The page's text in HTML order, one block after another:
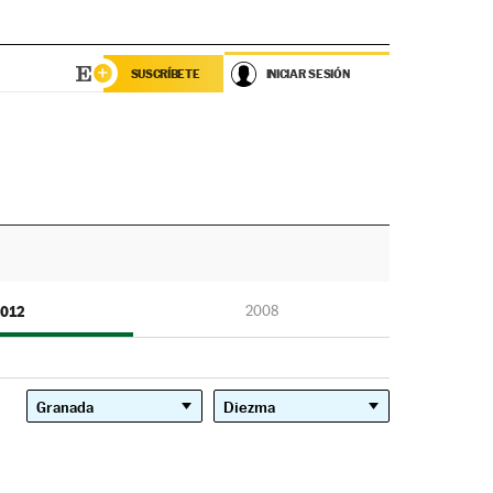
SUSCRÍBETE INICIAR SESIÓN
2008